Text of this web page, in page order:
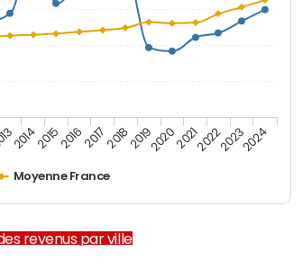
Moyenne France
20142015201620172018201920202021202220232024
revenus par ville